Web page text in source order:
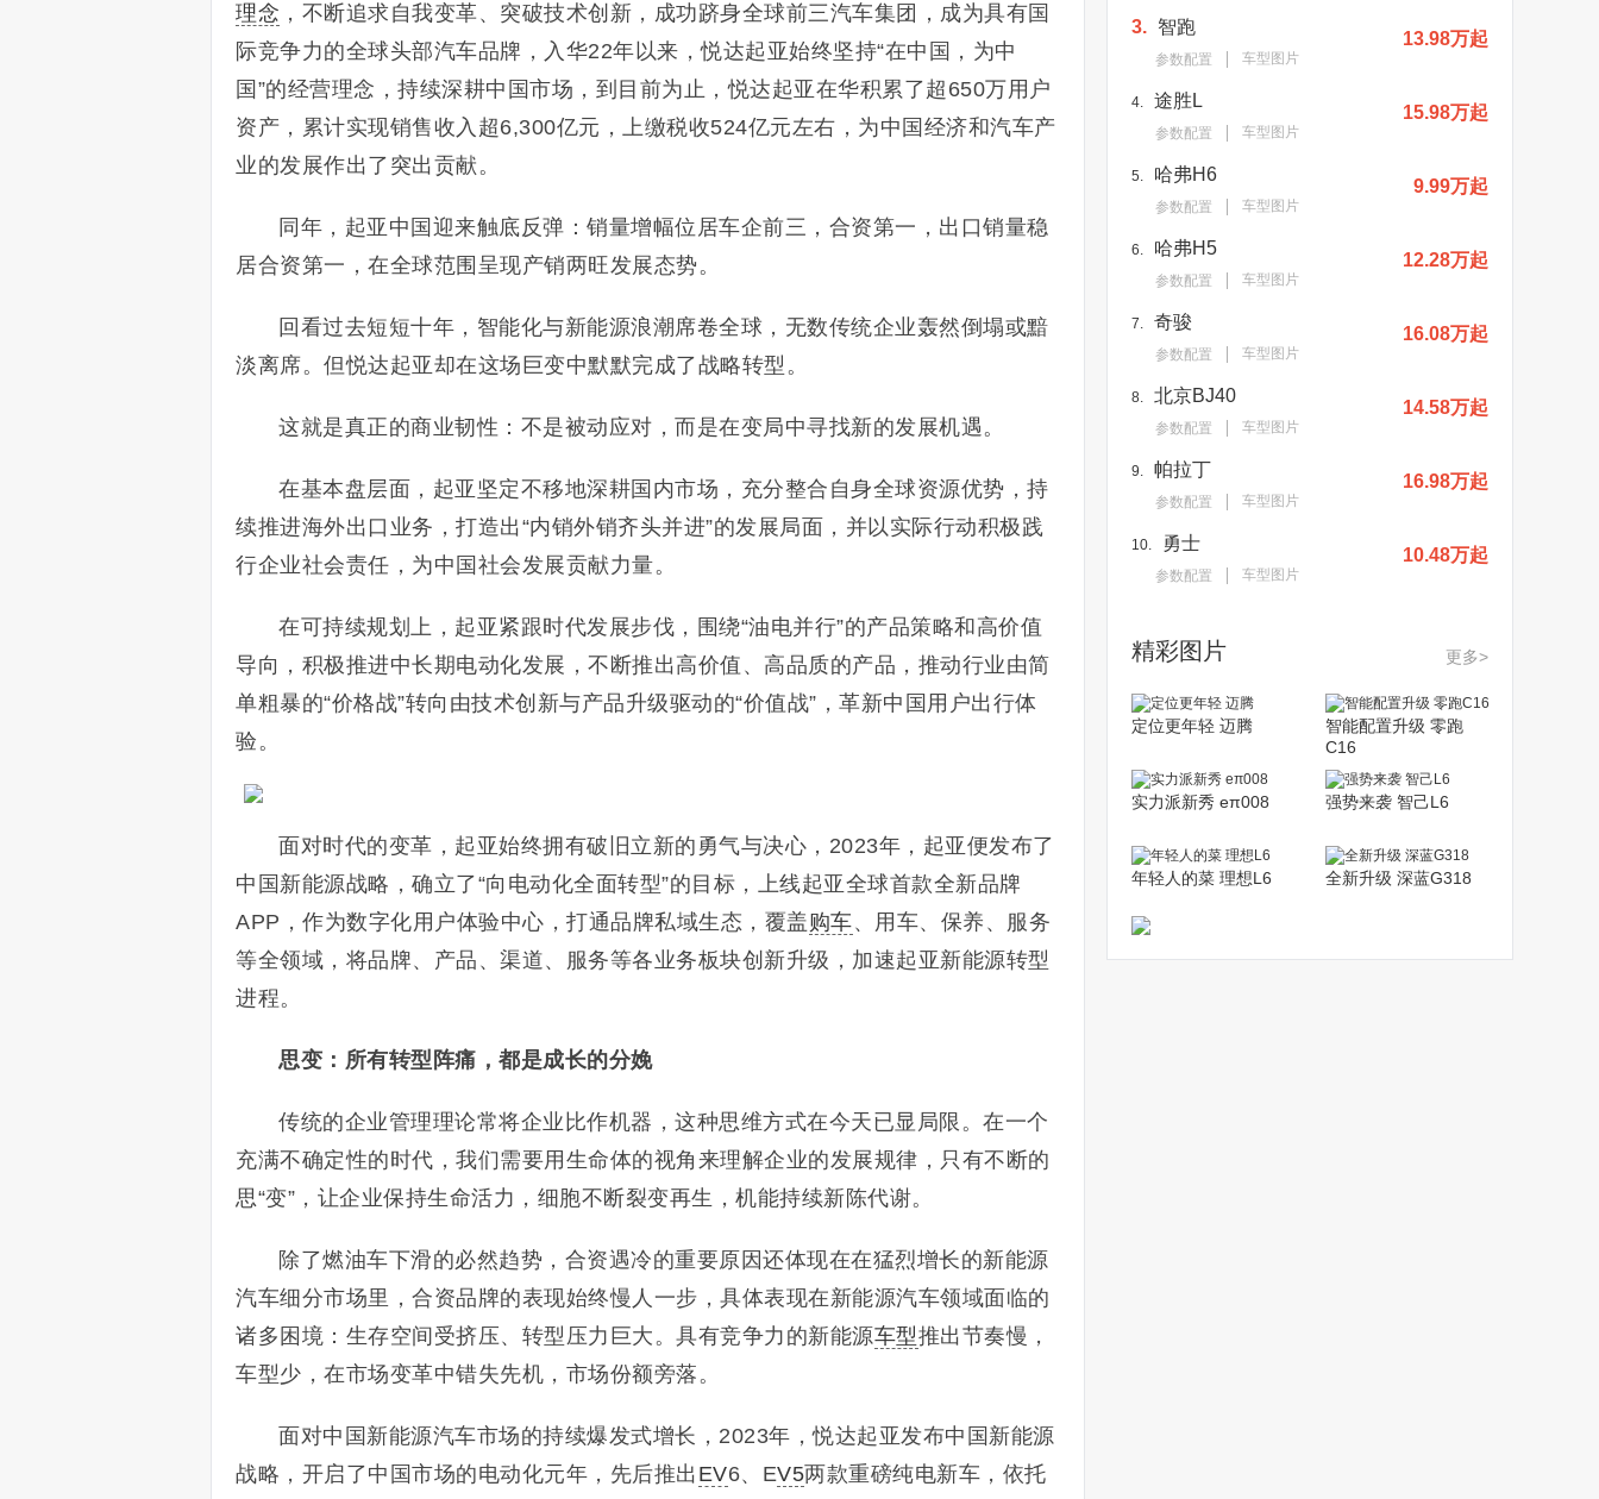
理念 ，不断追求自我变革、突破技术创新，成功跻身全球前三汽车集团，成为具有国
际竞争力的全球头部汽车品牌，入华22年以来，悦达起亚始终坚持“在中国，为中
国”的经营理念，持续深耕中国市场，到目前为止，悦达起亚在华积累了超650万用户
资产，累计实现销售收入超6,300亿元，上缴税收524亿元左右，为中国经济和汽车产
业的发展作出了突出贡献。
同年，起亚中国迎来触底反弹：销量增幅位居车企前三，合资第一，出口销量稳
居合资第一，在全球范围呈现产销两旺发展态势。
回看过去短短十年，智能化与新能源浪潮席卷全球，无数传统企业轰然倒塌或黯
淡离席。但悦达起亚却在这场巨变中默默完成了战略转型。
这就是真正的商业韧性：不是被动应对，而是在变局中寻找新的发展机遇。
在基本盘层面，起亚坚定不移地深耕国内市场，充分整合自身全球资源优势，持
续推进海外出口业务，打造出“内销外销齐头并进”的发展局面，并以实际行动积极践
行企业社会责任，为中国社会发展贡献力量。
在可持续规划上，起亚紧跟时代发展步伐，围绕“油电并行”的产品策略和高价值
导向，积极推进中长期电动化发展，不断推出高价值、高品质的产品，推动行业由简
单粗暴的“价格战”转向由技术创新与产品升级驱动的“价值战”，革新中国用户出行体
验。
面对时代的变革，起亚始终拥有破旧立新的勇气与决心，2023年，起亚便发布了
中国新能源战略，确立了“向电动化全面转型”的目标，上线起亚全球首款全新品牌
APP，作为数字化用户体验中心，打通品牌私域生态，覆盖购车、用车、保养、服务
等全领域，将品牌、产品、渠道、服务等各业务板块创新升级，加速起亚新能源转型
进程。
思变：所有转型阵痛，都是成长的分娩
传统的企业管理理论常将企业比作机器，这种思维方式在今天已显局限。在一个
充满不确定性的时代，我们需要用生命体的视角来理解企业的发展规律，只有不断的
思“变”，让企业保持生命活力，细胞不断裂变再生，机能持续新陈代谢。
除了燃油车下滑的必然趋势，合资遇冷的重要原因还体现在在猛烈增长的新能源
汽车细分市场里，合资品牌的表现始终慢人一步，具体表现在新能源汽车领域面临的
诸多困境：生存空间受挤压、转型压力巨大。具有竞争力的新能源车型推出节奏慢，
车型少，在市场变革中错失先机，市场份额旁落。
面对中国新能源汽车市场的持续爆发式增长，2023年，悦达起亚发布中国新能源
战略，开启了中国市场的电动化元年，先后推出 EV6、EV5两款重磅纯电新车，依托
3. 智跑
参数配置 车型图片
13.98万起
4. 途胜L
参数配置 车型图片
15.98万起
5. 哈弗H6
参数配置 车型图片
9.99万起
6. 哈弗H5
参数配置 车型图片
12.28万起
7. 奇骏
参数配置 车型图片
16.08万起
8. 北京BJ40
参数配置 车型图片
14.58万起
9. 帕拉丁
参数配置 车型图片
16.98万起
10. 勇士
参数配置 车型图片
10.48万起
精彩图片 更多>
定位更年轻 迈腾
智能配置升级 零跑
C16
实力派新秀 eπ008 强势来袭 智己L6
年轻人的菜 理想L6 全新升级 深蓝G318